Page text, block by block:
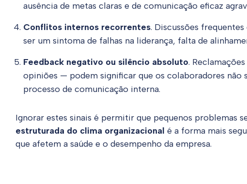
ausência de metas claras e de comunicação eficaz
Conflitos internos recorrentes. Discussões
ser um sintoma de falhas na liderança, falta de
Feedback negativo ou silêncio absoluto.
opiniões — podem significar que os colaboradores não
processo de comunicação interna.
Ignorar estes sinais é permitir que pequenos problemas
estruturada do clima organizacional é a forma mais
que afetem a saúde e o desempenho da empresa.